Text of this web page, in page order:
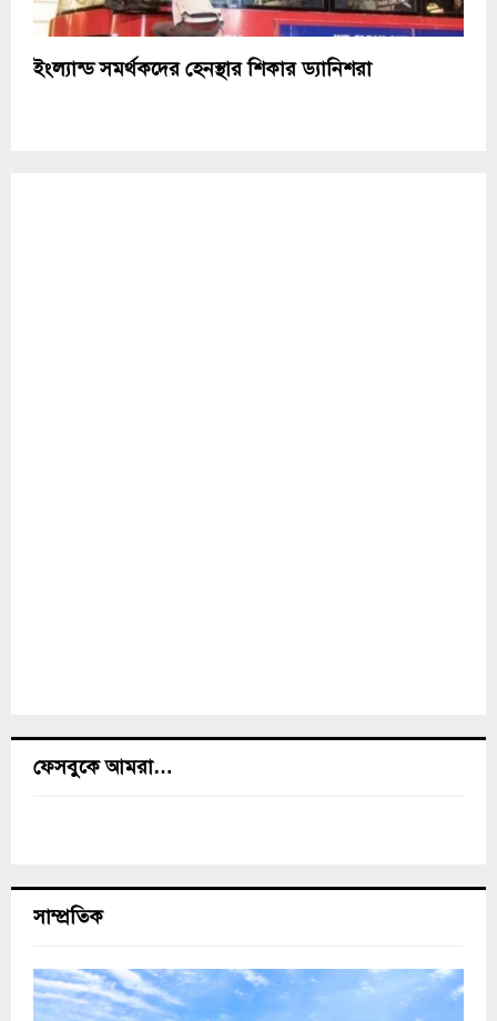
ইংল্যান্ড সমর্থকদের হেনস্থার শিকার ড্যানিশরা
ফেসবুকে আমরা…
সাম্প্রতিক